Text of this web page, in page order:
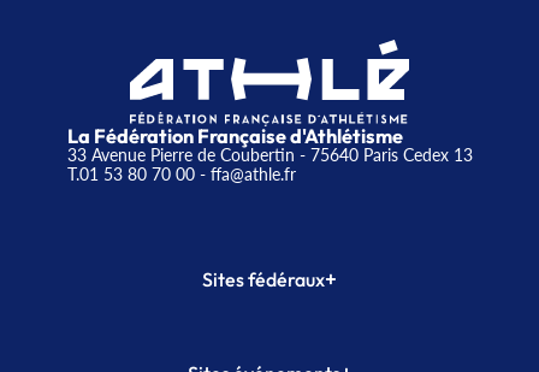
La Fédération Française d'Athlétisme
33 Avenue Pierre de Coubertin - 75640 Paris Cedex 13
T.01 53 80 70 00- ffa@athle.fr
Sites fédéraux+